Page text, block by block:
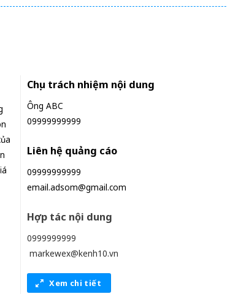
Chịu trách nhiệm nội dung
Ông ABC
09999999999
Liên hệ quảng cáo
09999999999
email.adsom@gmail.com
Hợp tác nội dung
0999999999
markewex@kenh10.vn
Xem chi tiết